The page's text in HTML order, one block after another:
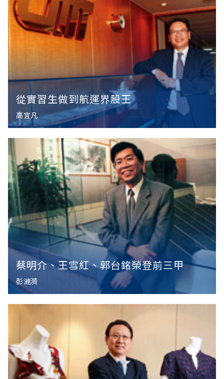
從實習生做到航運界股王
高宜凡
蔡明介、王雪紅、郭台銘榮登前三甲
彭漣漪